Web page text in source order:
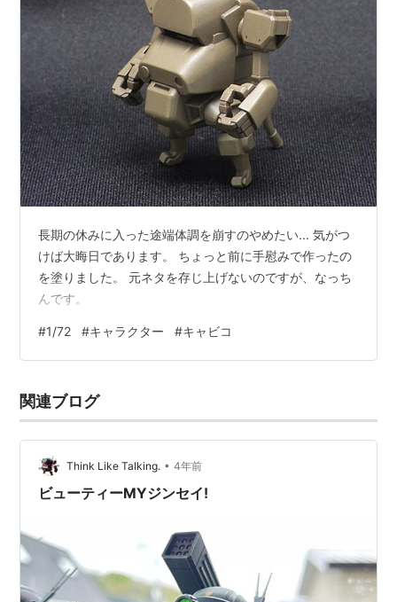
長期の休みに入った途端体調を崩すのやめたい... 気がつ
けば大晦日であります。 ちょっと前に手慰みで作ったの
を塗りました。 元ネタを存じ上げないのですが、なっち
んです。
#1/72 #キャラクター #キャビコ
関連ブログ
Think Like Talking. • 4年前
ビューティーMYジンセイ!